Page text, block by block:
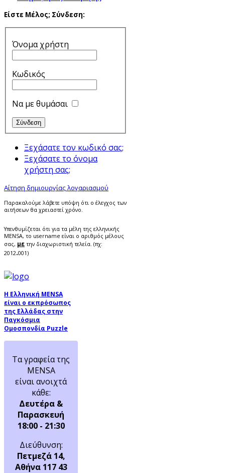
Είστε Μέλος; Σύνδεση:
Όνομα χρήστη
Κωδικός
Να με θυμάσαι
Ξεχάσατε τον κωδικό σας;
Ξεχάσατε το όνομα
χρήστη σας;
Αίτηση δημιουργίας λογαριασμού
Παρακαλούμε λάβετε υπόψη ότι ο έλεγχος των
αιτήσεων θα χρειαστεί χρόνο.
Υπενθυμίζεται ότι για τα μέλη της ελληνικής
MENSA, το username είναι ο αριθμός μέλους
σας, με την διαχωριστική τελεία. (πχ:
2012.001)
Η Ελληνική MENSA
είναι ο εκπρόσωπος
της Ελλάδας στην
Παγκόσμια
Ομοσπονδία Puzzle
Τα γραφεία της
MENSA
είναι ανοιχτά
κάθε:
Δευτέρα &
Παρασκευή
18:00 - 21:30
Διεύθυνση:
Πετμεζά 14,
Αθήνα 117 43